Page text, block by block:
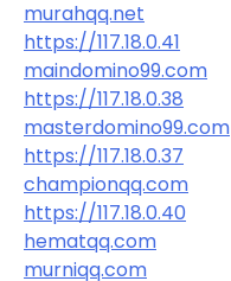
murahqq.net
https://117.18.0.41
maindomino99.com
https://117.18.0.38
masterdomino99.com
https://117.18.0.37
championqq.com
https://117.18.0.40
hematqq.com
murniqq.com